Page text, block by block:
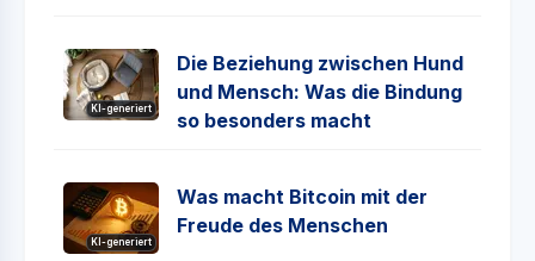
KI-generiert
Die Beziehung zwischen Hund
und Mensch: Was die Bindung
so besonders macht
KI-generiert
Was macht Bitcoin mit der
Freude des Menschen